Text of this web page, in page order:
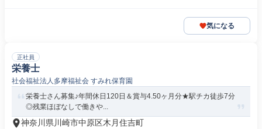
気になる
正社員
栄養士
社会福祉法人多摩福祉会 すみれ保育園
栄養士さん募集♪年間休日120日＆賞与4.50ヶ月分★駅チカ徒歩7分
◎残業ほぼなしで働きや...
神奈川県川崎市中原区木月住吉町